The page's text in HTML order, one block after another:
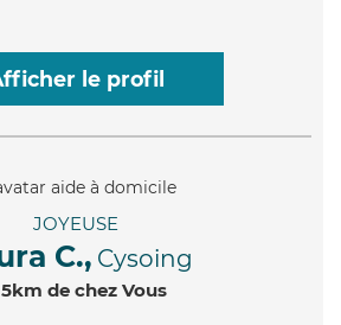
le profil
JOYEUSE
C., Cysoing
de chez Vous